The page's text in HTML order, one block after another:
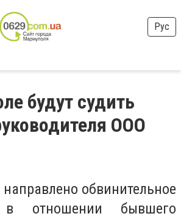
Рус
будут судить
ООО
обвинительное
в отношении бывшего